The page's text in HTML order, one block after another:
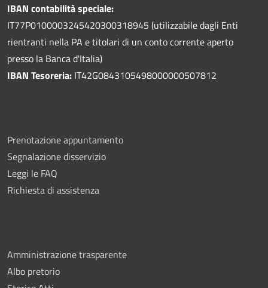
IBAN contabilità speciale:
IT77P0100003245420300318945 (utilizzabile dagli Enti
rientranti nella PA e titolari di un conto corrente aperto
presso la Banca d'Italia)
IBAN Tesoreria: IT42G0843105498000000507812
Prenotazione appuntamento
Segnalazione disservizio
Leggi le FAQ
Richiesta di assistenza
Amministrazione trasparente
Albo pretorio